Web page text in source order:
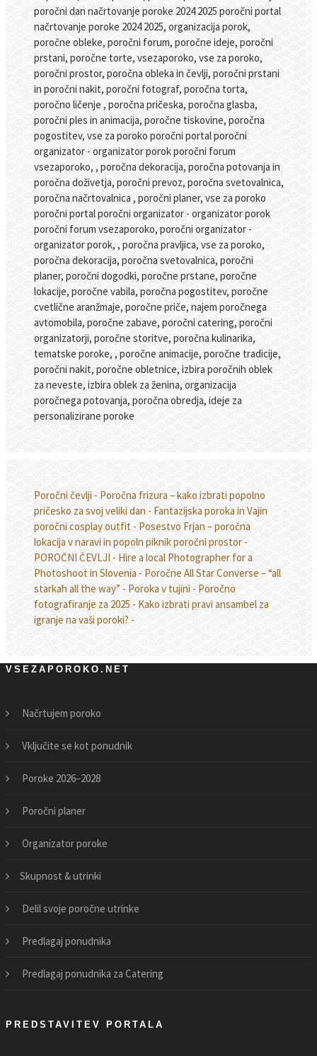
poročni dan načrtovanje poroke 2024 2025 poročni portal
načrtovanje poroke 2024 2025, organizacija porok,
poročne obleke, poročni forum, poročne ideje, poročni
prstani, poročne torte, vsezaporoko, vse za poroko,
poročni prostor, poročna obleka in čevlji, poročni prstani
in poročni nakit, poročni fotograf, poročna torta,
poročno ličenje , poročna pričeska, poročna glasba,
poročni ples in animacija, poročne tiskovine, poročna
pogostitev, vse za poroko poročni portal poročni
organizator - organizator porok poročni forum
vsezaporoko, , poročna dekoracija, poročna potovanja in
poročna doživetja, poročni prevoz, poročna svetovalnica,
poročna načrtovalnica , poročni planer, vse za poroko
poročni portal poročni organizator - organizator porok
poročni forum vsezaporoko, poročni organizator -
organizator porok, , poročna pravljica, vse za poroko,
poročna dekoracija, poročna svetovalnica, poročni
planer, poročni dogodki, poročne prstane, poročne
lokacije, poročne vabila, poročna pogostitev, poročne
cvetlične aranžmaje, poročne priče, najem poročnega
avtomobila, poročne zabave, poročni catering, poročni
organizatorji, poročne storitve, poročna kulinarika,
tematske poroke, , poročne animacije, poročne tradicije,
poročni nakit, poročne obletnice, izbira poročnih oblek
za neveste, izbira oblek za ženina, organizacija
poročnega potovanja, poročna obredja, ideje za
personalizirane poroke
Poročni čevlji -Poročna frizura – kako izbrati popolno
pričesko za svoj veliki dan -Fantazijska poroka in Vajin
poročni cosplay outfit -Posestvo Frjan – poročna
lokacija v naravi in popoln piknik poročni prostor -
POROČNI ČEVLJI - Hire a local Photographer for a
Photoshoot in Slovenia -Poročne All Star Converse – “all
starkah all the way” -Poroka v tujini -Poročno
fotografiranje za 2025 - Kako izbrati pravi ansambel za
igranje na vaši poroki? -
VSEZAPOROKO.NET
Načrtujem poroko
Vključite se kot ponudnik
Poroke 2026–2028
Poročni planer
Organizator poroke
Skupnost & utrinki
Delil svoje poročne utrinke
Predlagaj ponudnika
Predlagaj ponudnika za Catering
PREDSTAVITEV PORTALA